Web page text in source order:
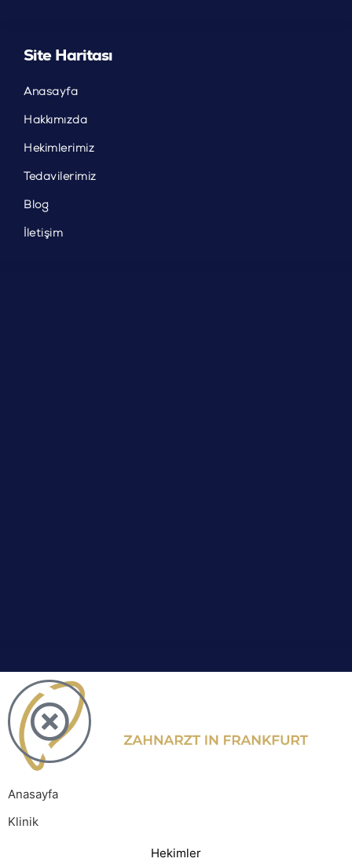
Site Haritası
Anasayfa
Hakkımızda
Hekimlerimiz
Tedavilerimiz
Blog
İletişim
Anasayfa
Klinik
Hekimler